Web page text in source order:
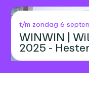
t/m zondag 6
WINWIN |
2025 -